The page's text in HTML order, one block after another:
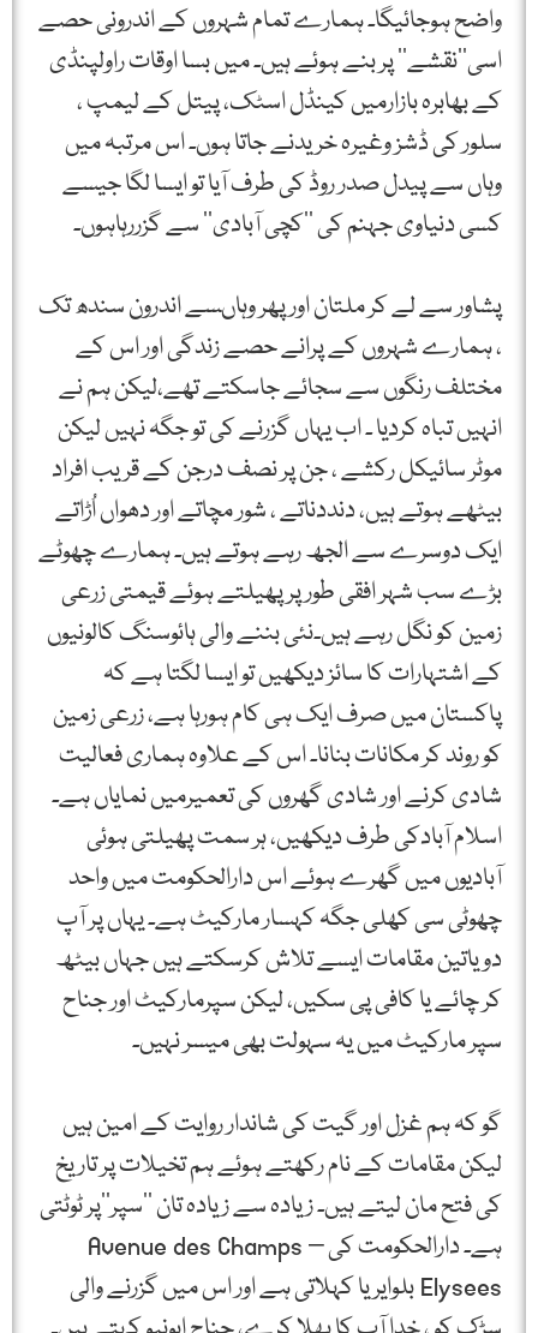
واضح ہوجائیگا۔ ہمارے تمام شہروں کے اندرونی حصے
اسی’’نقشے‘‘ پر بنے ہوئے ہیں۔ میں بسا اوقات راولپنڈی
کے بھابرہ بازارمیں کینڈل اسٹک، پیتل کے لیمپ ،
سلور کی ڈشز وغیرہ خریدنے جاتا ہوں۔ اس مرتبہ میں
وہاں سے پیدل صدر روڈ کی طرف آیا تو ایسا لگا جیسے
کسی دنیاوی جہنم کی ’’کچی آبادی‘‘ سے گزررہاہوں۔
پشاور سے لے کر ملتان اور پھر وہاںسے اندرون سندھ تک
، ہمارے شہروں کے پرانے حصے زندگی اور اس کے
مختلف رنگوں سے سجائے جاسکتے تھے،لیکن ہم نے
انہیں تباہ کردیا ۔ اب یہاں گزرنے کی تو جگہ نہیں لیکن
موٹر سائیکل رکشے ، جن پر نصف درجن کے قریب افراد
بیٹھے ہوتے ہیں، دنددناتے ، شور مچاتے اور دھواں اُڑاتے
ایک دوسرے سے الجھ رہے ہوتے ہیں۔ ہمارے چھوٹے
بڑے سب شہر افقی طور پر پھیلتے ہوئے قیمتی زرعی
زمین کو نگل رہے ہیں۔نئی بننے والی ہائوسنگ کالونیوں
کے اشتہارات کا سائز دیکھیں تو ایسا لگتا ہے کہ
پاکستان میں صرف ایک ہی کام ہورہا ہے، زرعی زمین
کو روند کر مکانات بنانا۔ اس کے علاوہ ہماری فعالیت
شادی کرنے اور شادی گھروں کی تعمیرمیں نمایاں ہے۔
اسلام آبادکی طرف دیکھیں، ہر سمت پھیلتی ہوئی
آبادیوں میں گھرے ہوئے اس دارالحکومت میں واحد
چھوٹی سی کھلی جگہ کہسار مارکیٹ ہے۔ یہاں پر آپ
دو یاتین مقامات ایسے تلاش کرسکتے ہیں جہاں بیٹھ
کر چائے یا کافی پی سکیں، لیکن سپرمارکیٹ اور جناح
سپر مارکیٹ میں یہ سہولت بھی میسر نہیں۔
گو کہ ہم غزل اور گیت کی شاندار روایت کے امین ہیں
لیکن مقامات کے نام رکھتے ہوئے ہم تخیلات پر تاریخ
کی فتح مان لیتے ہیں۔ زیادہ سے زیادہ تان ’’سپر‘‘پر ٹوٹتی
ہے۔ دارالحکومت کی Avenue des Champs –
Elysees بلوایریا کہلاتی ہے اور اس میں گزرنے والی